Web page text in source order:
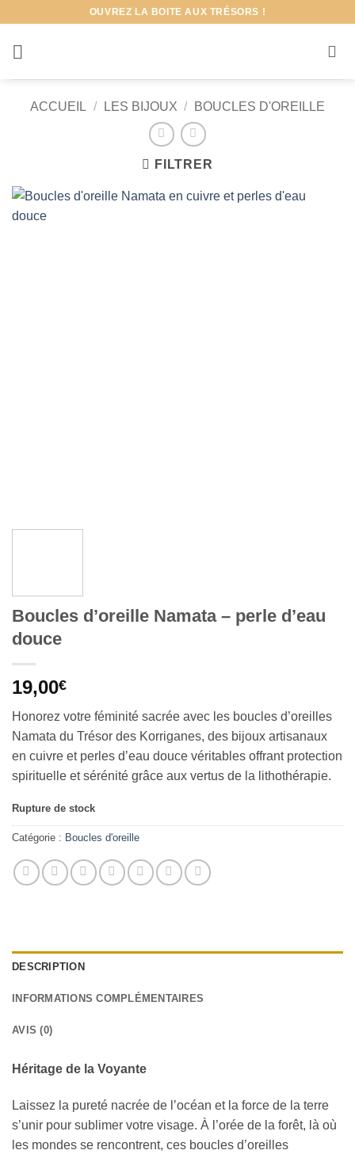
contenu
OUVREZ LA BOITE AUX TRÉSORS !
ACCUEIL / LES BIJOUX / BOUCLES D'OREILLE
FILTRER
Boucles d’oreille Namata – perle d’eau
douce
19,00€
Honorez votre féminité sacrée avec les boucles d’oreilles
Namata du Trésor des Korriganes, des bijoux artisanaux
en cuivre et perles d’eau douce véritables offrant protection
spirituelle et sérénité grâce aux vertus de la lithothérapie.
Rupture de stock
Catégorie : Boucles d'oreille
DESCRIPTION
INFORMATIONS COMPLÉMENTAIRES
AVIS (0)
Héritage de la Voyante
Laissez la pureté nacrée de l’océan et la force de la terre
s’unir pour sublimer votre visage. À l’orée de la forêt, là où
les mondes se rencontrent, ces boucles d’oreilles